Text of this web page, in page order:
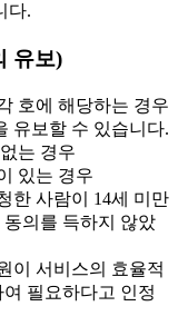
다.
유보)
호에 해당하는 경우
유보할 수 있습니다.
는 경우
있는 경우
한 사람이 14세 미만
의를 득하지 않았
이 서비스의 효율적
필요하다고 인정